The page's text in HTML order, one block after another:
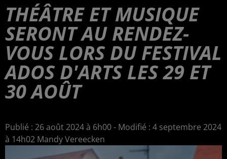
THÉÂTRE ET MUSIQUE
SERONT AU RENDEZ-
VOUS LORS DU FESTIVAL
ADOS D'ARTS LES 29 ET
30 AOÛT
Publié : 26 août 2024 à 6h00 - Modifié : 4 septembre 2024
à 14h02 Mandy Vereecken